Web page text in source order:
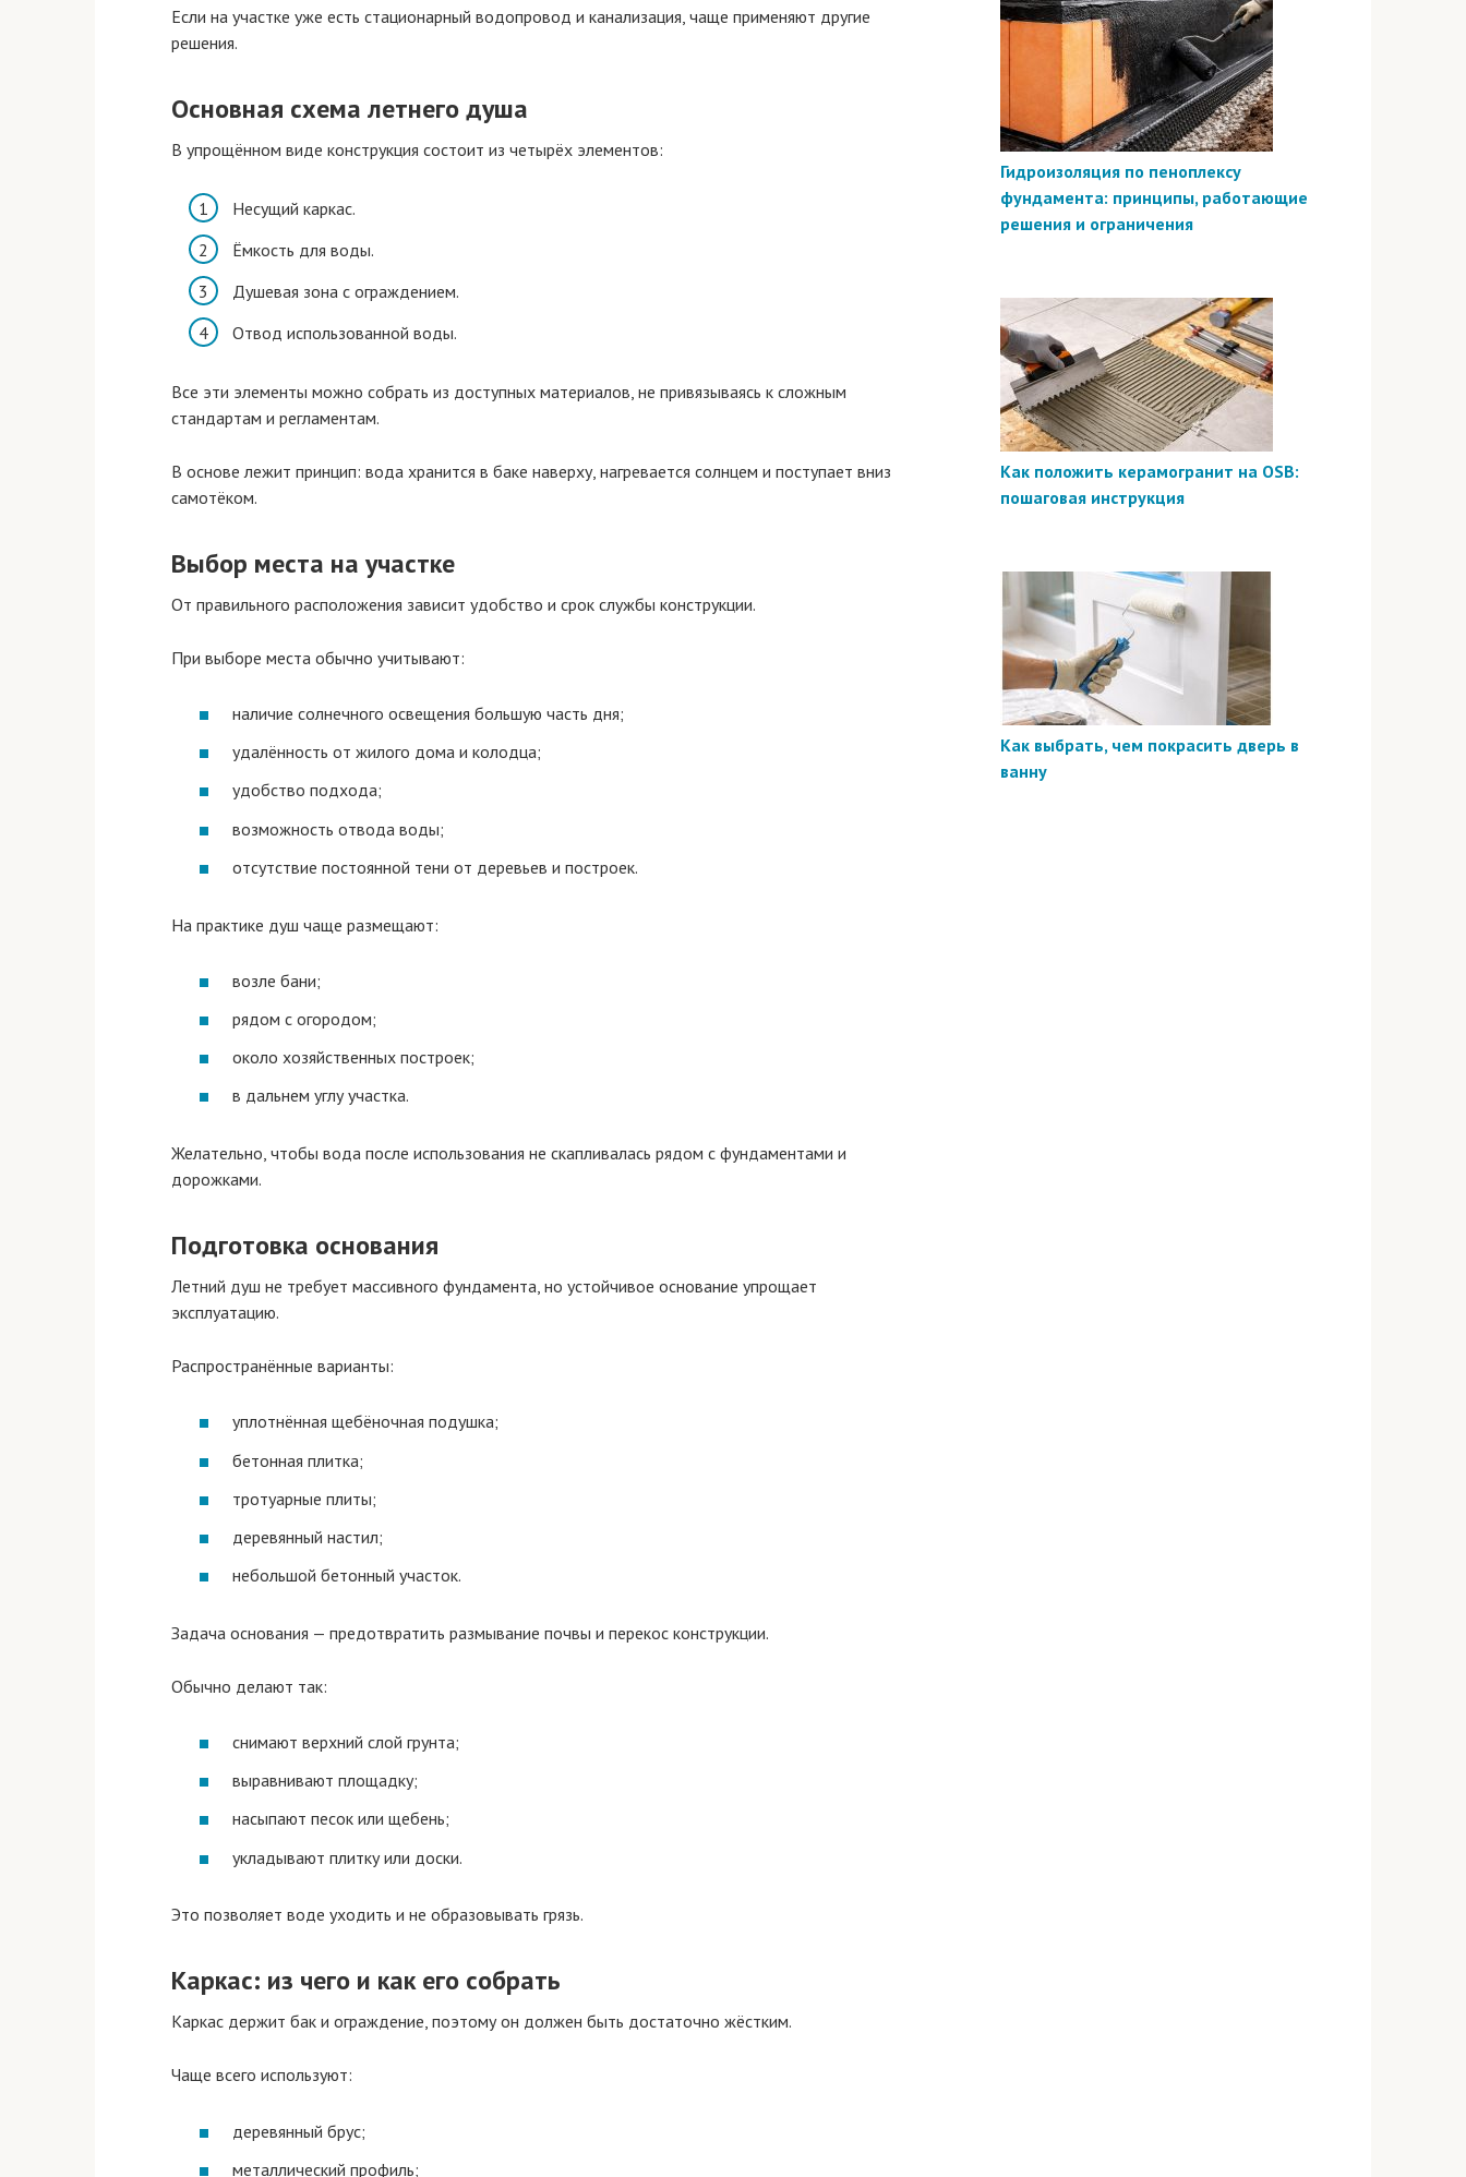
Если на участке уже есть стационарный водопровод и канализация, чаще применяют другие
решения.
Основная схема летнего душа
В упрощённом виде конструкция состоит из четырёх элементов:
Несущий каркас.
Ёмкость для воды.
Душевая зона с ограждением.
Отвод использованной воды.
Все эти элементы можно собрать из доступных материалов, не привязываясь к сложным
стандартам и регламентам.
В основе лежит принцип: вода хранится в баке наверху, нагревается солнцем и поступает вниз
самотёком.
Выбор места на участке
От правильного расположения зависит удобство и срок службы конструкции.
При выборе места обычно учитывают:
наличие солнечного освещения большую часть дня;
удалённость от жилого дома и колодца;
удобство подхода;
возможность отвода воды;
отсутствие постоянной тени от деревьев и построек.
На практике душ чаще размещают:
возле бани;
рядом с огородом;
около хозяйственных построек;
в дальнем углу участка.
Желательно, чтобы вода после использования не скапливалась рядом с фундаментами и
дорожками.
Подготовка основания
Летний душ не требует массивного фундамента, но устойчивое основание упрощает
эксплуатацию.
Распространённые варианты:
уплотнённая щебёночная подушка;
бетонная плитка;
тротуарные плиты;
деревянный настил;
небольшой бетонный участок.
Задача основания — предотвратить размывание почвы и перекос конструкции.
Обычно делают так:
снимают верхний слой грунта;
выравнивают площадку;
насыпают песок или щебень;
укладывают плитку или доски.
Это позволяет воде уходить и не образовывать грязь.
Каркас: из чего и как его собрать
Каркас держит бак и ограждение, поэтому он должен быть достаточно жёстким.
Чаще всего используют:
деревянный брус;
металлический профиль;
Гидроизоляция по пеноплексу
фундамента: принципы, работающие
решения и ограничения
Как положить керамогранит на OSB:
пошаговая инструкция
Как выбрать, чем покрасить дверь в
ванну